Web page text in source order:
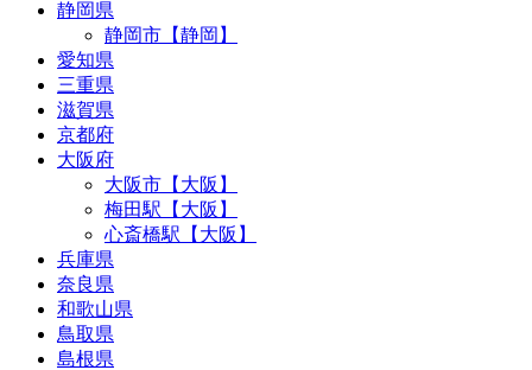
静岡県
静岡市【静岡】
愛知県
三重県
滋賀県
京都府
大阪府
大阪市【大阪】
梅田駅【大阪】
心斎橋駅【大阪】
兵庫県
奈良県
和歌山県
鳥取県
島根県